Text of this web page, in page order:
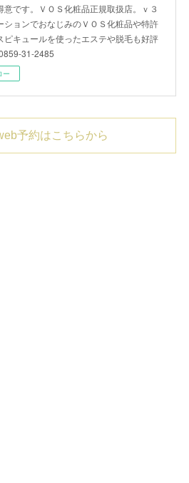
意です。ＶＯＳ化粧品正規取扱店。ｖ３
ションでおなじみのＶＯＳ化粧品や特許
ピキュールを使ったエステや脱毛も好評
31-2485
ー
予約はこちらから